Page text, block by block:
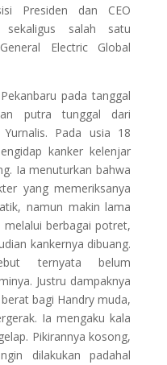
Presiden dan CEO
sekaligus salah satu
Electric Global
pada tanggal
putra tunggal dari
Pada usia 18
kanker kelenjar
Ia menuturkan bahwa
yang memeriksanya
namun makin lama
melalui berbagai potret,
kankernya dibuang.
ternyata belum
Justru dampaknya
bagi Handry muda,
Ia mengaku kala
Pikirannya kosong,
dilakukan padahal